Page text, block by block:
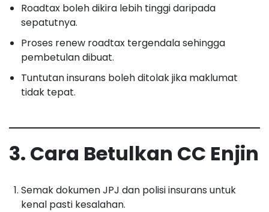
Roadtax boleh dikira lebih tinggi daripada
sepatutnya.
Proses renew roadtax tergendala sehingga
pembetulan dibuat.
Tuntutan insurans boleh ditolak jika maklumat
tidak tepat.
3. Cara Betulkan CC Enjin
Semak dokumen JPJ dan polisi insurans untuk
kenal pasti kesalahan.